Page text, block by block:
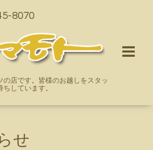
8070
店です。皆様のお越しをスタッ
しています。
せ